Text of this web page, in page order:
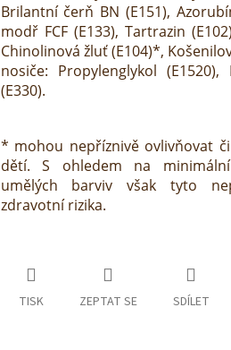
Brilantní čerň BN (E151),
modř FCF (E133), Tartrazin
Chinolinová žluť (E104)*,
nosiče: Propylenglykol (E1520),
(E330).
* mohou nepříznivě ovlivňovat
dětí. S ohledem na
umělých barviv však tyto
zdravotní rizika.
TISK ZEPTAT SE SDÍLET